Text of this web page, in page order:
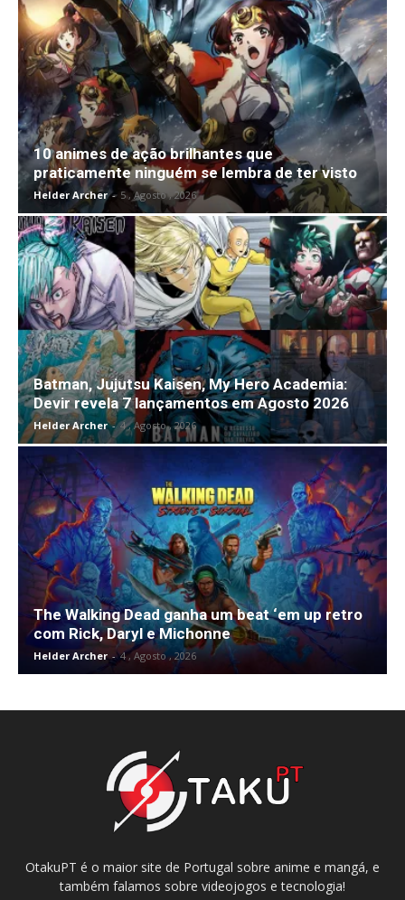
10 animes de ação brilhantes que
praticamente ninguém se lembra de ter visto
Helder Archer - 5 , Agosto , 2026
Batman, Jujutsu Kaisen, My Hero Academia:
Devir revela 7 lançamentos em Agosto 2026
Helder Archer - 4 , Agosto , 2026
The Walking Dead ganha um beat ‘em up retro
com Rick, Daryl e Michonne
Helder Archer - 4 , Agosto , 2026
OtakuPT é o maior site de Portugal sobre anime e mangá, e
também falamos sobre videojogos e tecnologia!